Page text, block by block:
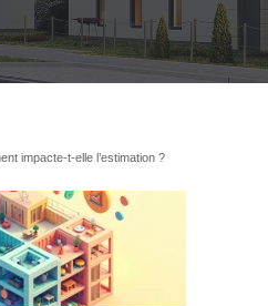
impacte-t-elle l’estimation ?